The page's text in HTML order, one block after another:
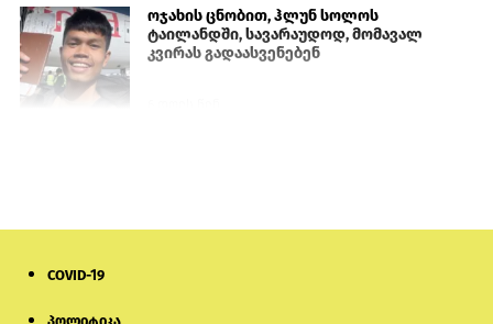
ოჯახის ცნობით, ჰლუნ სოლოს
ტაილანდში, სავარაუდოდ, მომავალ
კვირას გადაასვენებენ
COVID-19